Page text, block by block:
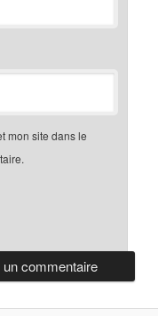
mon site dans le